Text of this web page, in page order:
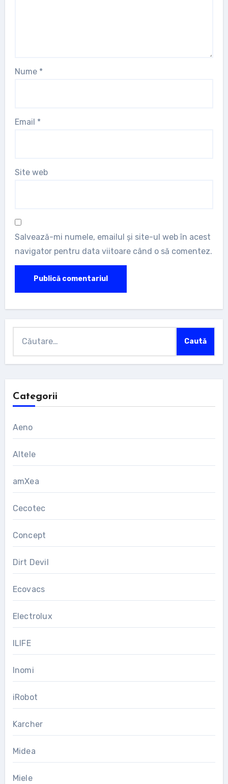
Nume *
Email *
Site web
Salvează-mi numele, emailul și site-ul web în acest
navigator pentru data viitoare când o să comentez.
după:
Categorii
Aeno
Altele
amXea
Cecotec
Concept
Dirt Devil
Ecovacs
Electrolux
ILIFE
Inomi
iRobot
Karcher
Midea
Miele